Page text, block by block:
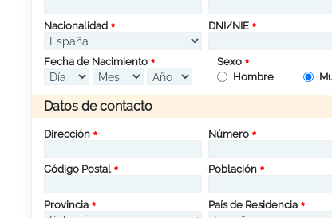
Nacionalidad DNI/NIE
Fecha de Nacimiento
Sexo
Hombre
Datos de contacto
Dirección Número
Código Postal Población
Provincia País de Residencia